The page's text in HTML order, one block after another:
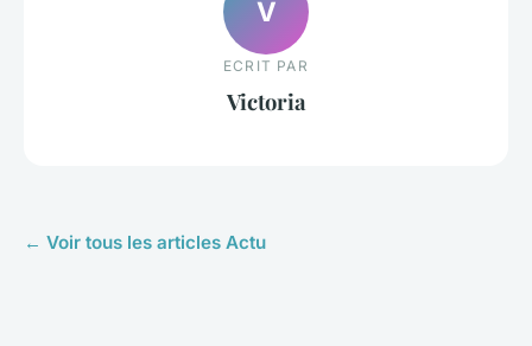
V
ECRIT PAR
Victoria
← Voir tous les articles Actu